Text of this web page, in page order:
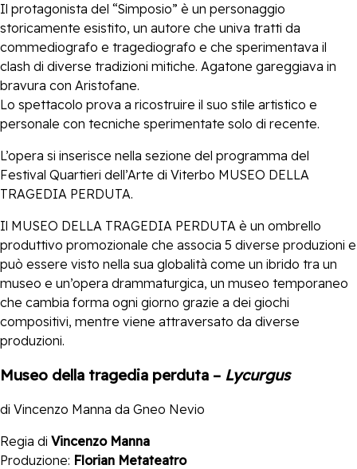
Il protagonista del “Simposio” è un personaggio
storicamente esistito, un autore che univa tratti da
commediografo e tragediografo e che sperimentava il
clash di diverse tradizioni mitiche. Agatone gareggiava in
bravura con Aristofane.
Lo spettacolo prova a ricostruire il suo stile artistico e
personale con tecniche sperimentate solo di recente.
L’opera si inserisce nella sezione del programma del
Festival Quartieri dell’Arte di Viterbo MUSEO DELLA
TRAGEDIA PERDUTA.
Il MUSEO DELLA TRAGEDIA PERDUTA è un ombrello
produttivo promozionale che associa 5 diverse produzioni e
può essere visto nella sua globalità come un ibrido tra un
museo e un’opera drammaturgica, un museo temporaneo
che cambia forma ogni giorno grazie a dei giochi
compositivi, mentre viene attraversato da diverse
produzioni.
Museo della tragedia perduta – Lycurgus
di Vincenzo Manna da Gneo Nevio
Regia di Vincenzo Manna
Produzione: Florian Metateatro